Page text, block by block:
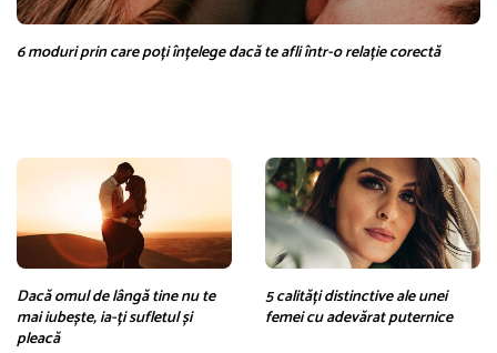
6 moduri prin care poți înțelege dacă te afli într-o relație corectă
Dacă omul de lângă tine nu te
mai iubește, ia-ți sufletul și
pleacă
5 calități distinctive ale unei
femei cu adevărat puternice